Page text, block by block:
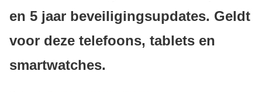
en 5 jaar beveiligingsupdates. Geldt
voor deze telefoons, tablets en
smartwatches.